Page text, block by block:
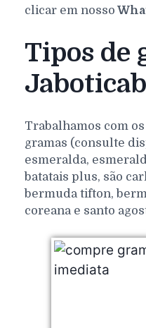
clicar em nosso
Tipos de
Trabalhamos com
gramas (consulte
esmeralda,
batatais plus, são
bermuda tifton,
coreana e santo